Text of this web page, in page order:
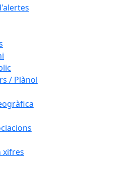
/ Plànol
xifres